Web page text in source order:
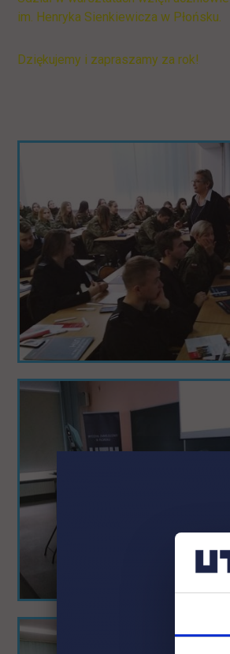
im. Henryka Sienkiewicza w Płońsku.
Dziękujemy i zapraszamy za rok!